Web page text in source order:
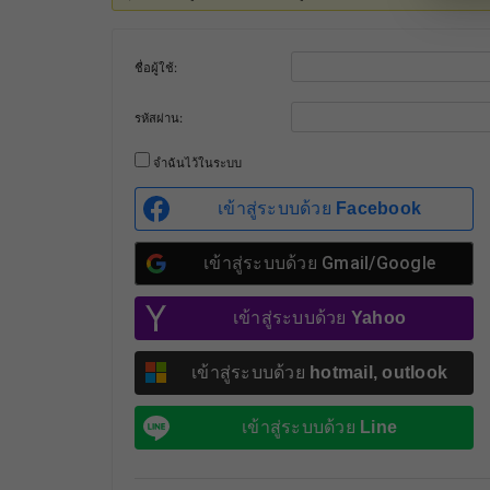
ชื่อผู้ใช้:
รหัสผ่าน:
จำฉันไว้ในระบบ
เข้าสู่ระบบด้วย Facebook
เข้าสู่ระบบด้วย Gmail/Google
เข้าสู่ระบบด้วย Yahoo
เข้าสู่ระบบด้วย hotmail, outlook
เข้าสู่ระบบด้วย Line